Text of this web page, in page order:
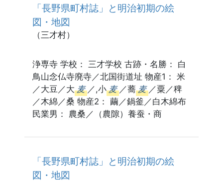
「長野県町村誌」と明治初期の絵
図・地図
（三才村）
浄専寺 学校： 三才学校 古跡・名勝： 白
鳥山念仏寺廃寺／北国街道址 物産1： 米
／大豆／大 麦 ／,小 麦 ／蕎 麦 ／粟／稗
／木綿／桑 物産2： 繭／鍋釜／白木綿布
民業男： 農桑／（農隙）養蚕・商
「長野県町村誌」と明治初期の絵
図・地図